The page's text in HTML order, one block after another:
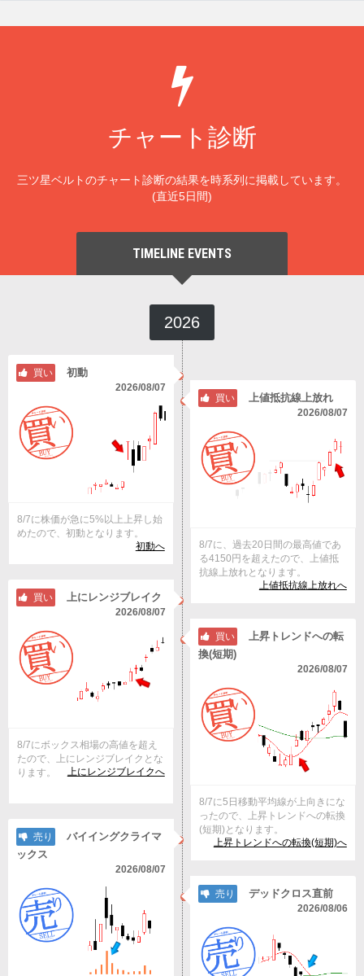
チャート診断
三ツ星ベルトのチャート診断の結果を時系列に掲載しています。
(直近5日間)
TIMELINE EVENTS
2026
買い 初動
2026/08/07
8/7に株価が急に5%以上上昇し始
めたので、初動となります。
初動へ
買い 上値抵抗線上放れ
2026/08/07
8/7に、過去20日間の最高値であ
る4150円を超えたので、上値抵
抗線上放れとなります。
上値抵抗線上放れへ
買い
上にレンジブレイク
2026/08/07
8/7にボックス相場の高値を超え
たので、上にレンジブレイクとな
ります。
上にレンジブレイクへ
買い
上昇トレンドへの転
換(短期)
2026/08/07
8/7に5日移動平均線が上向きにな
ったので、上昇トレンドへの転換
(短期)となります。
上昇トレンドへの転換(短期)へ
売り
バイイングクライマ
ックス
2026/08/07
売り デッドクロス直前
2026/08/06